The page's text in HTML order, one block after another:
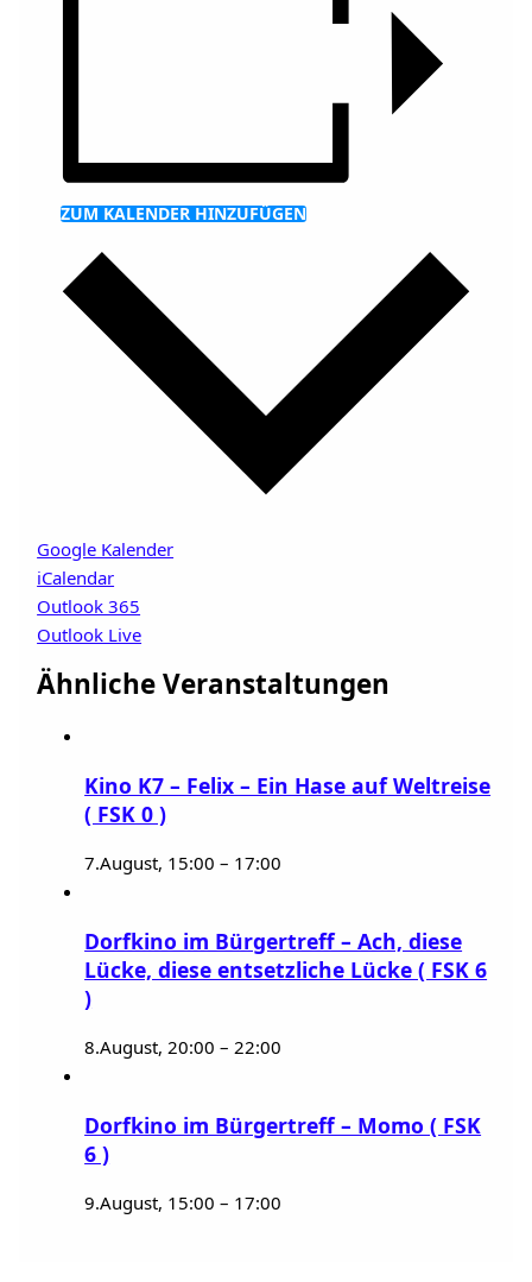
ZUM KALENDER HINZUFÜGEN
Google Kalender
iCalendar
Outlook 365
Outlook Live
Ähnliche Veranstaltungen
Kino K7 – Felix – Ein Hase auf Weltreise
( FSK 0 )
7.August, 15:00 – 17:00
Dorfkino im Bürgertreff – Ach, diese
Lücke, diese entsetzliche Lücke ( FSK 6
)
8.August, 20:00 –22:00
Dorfkino im Bürgertreff – Momo ( FSK
6 )
9.August, 15:00 – 17:00